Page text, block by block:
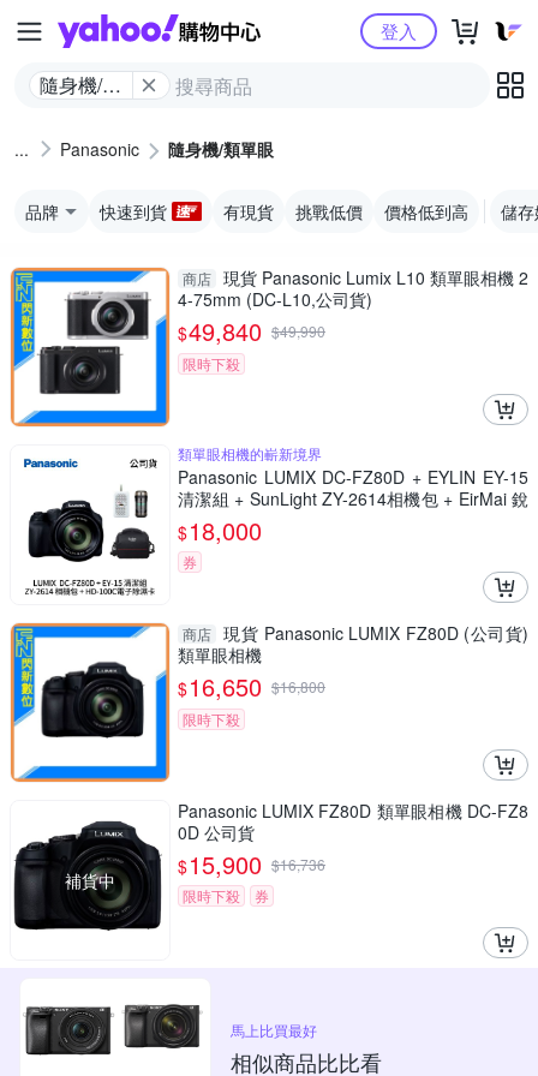
Yahoo購物中心
隨身機/類
登入
Panasonic 隨身機/類單眼
品牌 快速到貨 有現貨 挑戰低價 價格低到高 儲
商店 現貨 Panasonic Lumix L10 類單眼相機 2
4-75mm (DC-L10,公司貨)
$49,840 $49,990
限時下殺
類單眼相機的嶄新境界
Panasonic LUMIX DC-FZ80D + EYLIN EY-15
清潔組 + SunLight ZY-2614相機包 + EirMai 銳
瑪 HD-100C電子除濕卡 FZ80D (公司貨)
$18,000
券
商店 現貨 Panasonic LUMIX FZ80D (公司貨)
類單眼相機
$16,650 $16,800
限時下殺
補貨中
Panasonic LUMIX FZ80D 類單眼相機 DC-FZ8
0D 公司貨
$15,900 $16,736
限時下殺
券
馬上比買最好
相似商品比比看